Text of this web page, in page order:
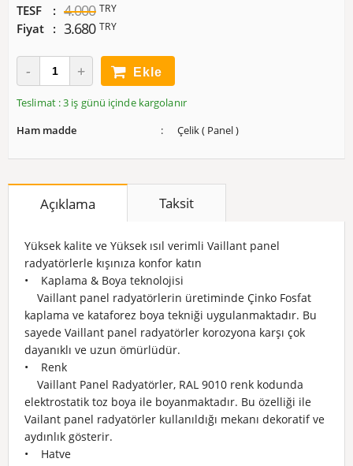
TESF 4.000 TRY
Fiyat 3.680 TRY
Ekle
Teslimat : 3 iş günü içinde kargolanır
Ham madde Çelik ( Panel )
Açıklama Taksit
Yüksek kalite ve Yüksek ısıl verimli Vaillant panel
radyatörlerle kışınıza konfor katın
• Kaplama & Boya teknolojisi
Vaillant panel radyatörlerin üretiminde Çinko Fosfat
kaplama ve kataforez boya tekniği uygulanmaktadır. Bu
sayede Vaillant panel radyatörler korozyona karşı çok
dayanıklı ve uzun ömürlüdür.
• Renk
Vaillant Panel Radyatörler, RAL 9010 renk kodunda
elektrostatik toz boya ile boyanmaktadır. Bu özelliği ile
Vailant panel radyatörler kullanıldığı mekanı dekoratif ve
aydınlık gösterir.
• Hatve